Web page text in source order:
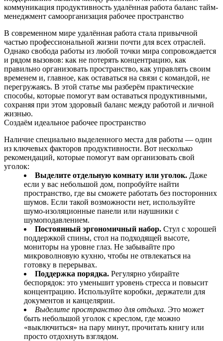
коммуникация продуктивность удалённая работа баланс тайм-
менеджмент самоорганизация рабочее пространство
В современном мире удалённая работа стала привычной
частью профессиональной жизни почти для всех отраслей.
Однако свобода работы из любой точки мира сопровождается
и рядом вызовов: как не потерять концентрацию, как
правильно организовать пространство, как управлять своим
временем и, главное, как оставаться на связи с командой, не
перегружаясь. В этой статье мы разберём практические
способы, которые помогут вам оставаться продуктивными,
сохраняя при этом здоровый баланс между работой и личной
жизнью.
Создаём идеальное рабочее пространство
Наличие специально выделенного места для работы — один
из ключевых факторов продуктивности. Вот несколько
рекомендаций, которые помогут вам организовать свой
уголок:
Выделите отдельную комнату или уголок. Даже
если у вас небольшой дом, попробуйте найти
пространство, где вы сможете работать без посторонних
шумов. Если такой возможности нет, используйте
шумо‑изоляционные панели или наушники с
шумоподавлением.
Постоянный эргономичный набор. Стул с хорошей
поддержкой спины, стол на подходящей высоте,
мониторы на уровне глаз. Не забывайте про
микроволновую кухню, чтобы не отвлекаться на
готовку в перерывах.
Поддержка порядка. Регулярно убирайте
беспорядок: это уменьшит уровень стресса и повысит
концентрацию. Используйте коробки, держатели для
документов и канцелярии.
Выделите пространство для отдыха. Это может
быть небольшой уголок с креслом, где можно
«выключиться» на пару минут, прочитать книгу или
просто отдохнуть взглядом.